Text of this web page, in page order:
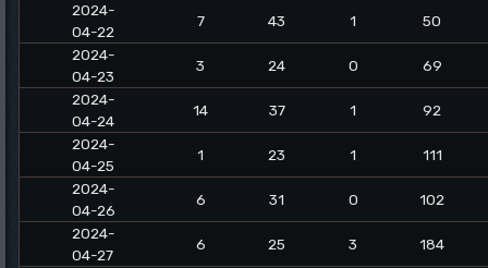
2024-
04-22
7 43 1
50
2024-
04-23
3 24 0
69
2024-
04-24
14 37 1
92
2024-
04-25
1 23 1
111
2024-
04-26
6 31 0
102
2024-
04-27
6 25 3
184